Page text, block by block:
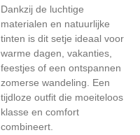
Dankzij de luchtige
materialen en natuurlijke
tinten is dit setje ideaal voor
warme dagen, vakanties,
feestjes of een ontspannen
zomerse wandeling. Een
tijdloze outfit die moeiteloos
klasse en comfort
combineert.